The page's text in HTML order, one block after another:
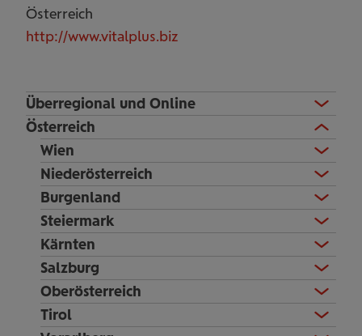
Überregional und Online
Österreich
Wien
Niederösterreich
Burgenland
Steiermark
Kärnten
Salzburg
Oberösterreich
Tirol
Österreich
http://www.vitalplus.biz